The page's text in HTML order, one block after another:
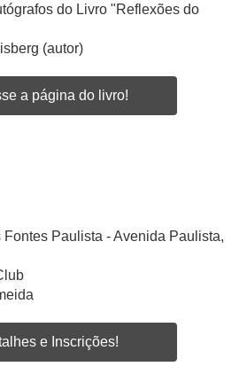
do Livro "Reflexões do
(autor)
a página do livro!
Fontes Paulista - Avenida Paulista,
e Inscrições!